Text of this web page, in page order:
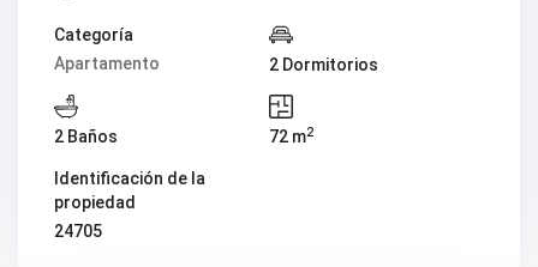
Categoría
Apartamento
2 Dormitorios
2 Baños 72 m2
Identificación de la
propiedad
24705